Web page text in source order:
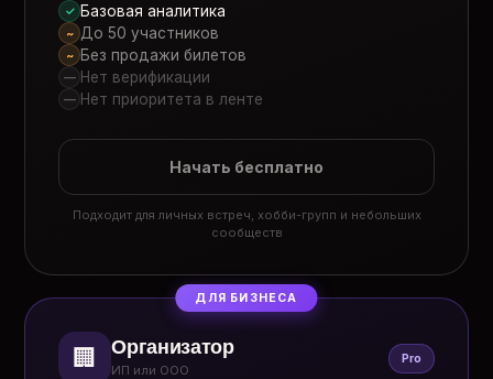
✓ Базовая аналитика
~ До 50 участников
~ Без продажи билетов
— Нет верификации
— Нет приоритета в ленте
Начать бесплатно
Подходит для личных встреч, хобби-групп и небольших
сообществ
ДЛЯ БИЗНЕСА
🏢 Организатор
ИП или ООО
Pro